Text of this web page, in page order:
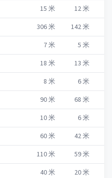
15 米 12米
306米 142米
7米 5 米
18 米 13 米
8 米 6米
90米 68 米
10米 6米
60米 42米
110米 59米
40米 20米